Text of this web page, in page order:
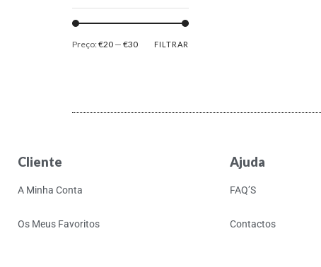
5 Seconds Of Summer
50 Foot Wave
65daysofstatic
81355
Strangers
FILTRAR
Preço:€20 — €30
Cliente
A Minha Conta
Os Meus Favoritos
Ajuda
FAQ’S
Contactos